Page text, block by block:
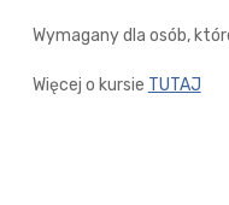
Wymagany dla osób,
Więcej o kursie TUTAJ